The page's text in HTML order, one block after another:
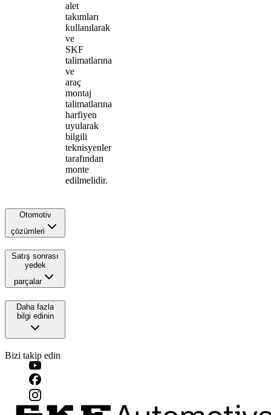
alet
takımları
kullanılarak
ve
SKF
talimatlarına
ve
araç
montaj
talimatlarına
harfiyen
uyularak
bilgili
teknisyenler
tarafından
monte
edilmelidir.
Otomotiv
çözümleri
Satış sonrası
yedek
parçalar
Daha fazla
bilgi edinin
Bizi takip edin